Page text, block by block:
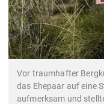
Vor traumhafter
das Ehepaar auf eine
aufmerksam und